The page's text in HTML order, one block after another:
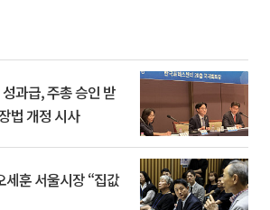
과급, 주총 승인 받
법 개정 시사
훈 서울시장 “집값